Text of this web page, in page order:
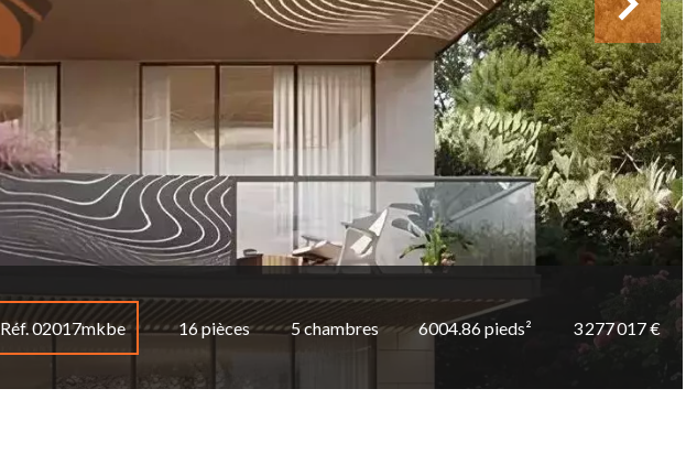
Réf. 02017mkbe 16 pièces 5 chambres 6004.86 pieds² 3 277 017 €